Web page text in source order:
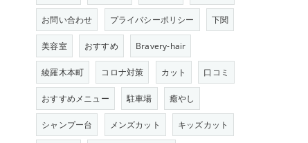
お問い合わせ プライバシーポリシー 下関
美容室 おすすめ Bravery-hair
綾羅木本町 コロナ対策 カット 口コミ
おすすめメニュー 駐車場 癒やし
シャンプー台 メンズカット キッズカット